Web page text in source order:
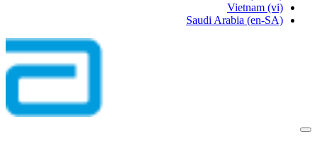
Vietnam (vi)
Saudi Arabia (en-SA)